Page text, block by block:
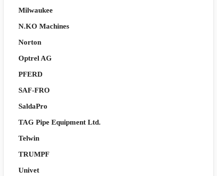
Milwaukee
N.KO Machines
Norton
Optrel AG
PFERD
SAF-FRO
SaldaPro
TAG Pipe Equipment Ltd.
Telwin
TRUMPF
Univet